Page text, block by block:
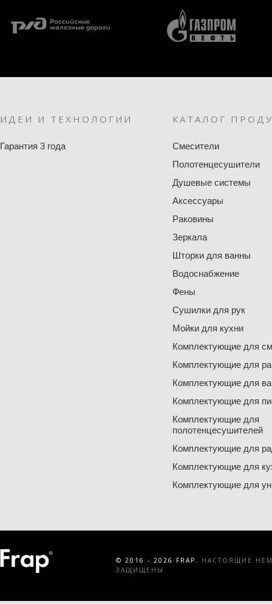
ИДЕИ И ТЕХНОЛОГИИ
Гарантия 3 года
КАТАЛОГ
Смесители
Полотенцесушители
Душевые системы
Аксессуары
Раковины
Зеркала
Шторки для ванны
Водоснабжение
Фены
Сушилки для рук
Мойки для кухни
Комплектующие для
Комплектующие для
Комплектующие для
Комплектующие для
Комплектующие для
полотенцесушителей
Комплектующие для
Комплектующие для
Комплектующие для
© 2016 - 2026 FRAP.
НАСТОЯЩИЕ
ЗАЩИЩЕНЫ